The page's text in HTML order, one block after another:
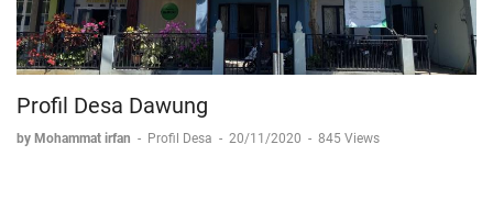
Profil Desa Dawung
by Mohammat irfan - Profil Desa - 20/11/2020 - 845 Views